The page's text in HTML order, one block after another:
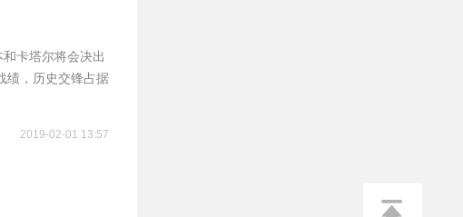
卡塔尔将会决出
绩，历史交锋占据
2019-02-01 13:57